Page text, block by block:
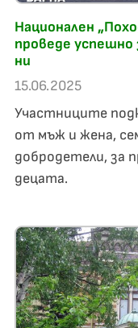
Национален
проведе успешно
ни
15.06.2025
Участниците
от мъж и жена,
добродетели, за
децата.